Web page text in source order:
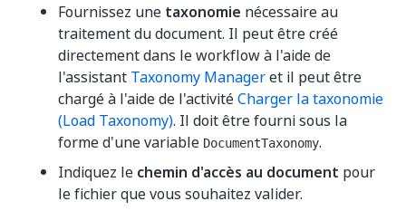
Fournissez une taxonomie nécessaire au
traitement du document. Il peut être créé
directement dans le workflow à l'aide de
l'assistant Taxonomy Manageret il peut être
chargé à l'aide de l'activitéCharger la taxonomie
(Load Taxonomy). Il doit être fourni sous la
forme d'une variable DocumentTaxonomy.
Indiquez le chemin d'accès au document pour
le fichier que vous souhaitez valider.